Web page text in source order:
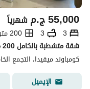
ج.م55,000 شهرياً
3
3
200 متر مربع
كومباوند ميفيدا، التجمع
الإيميل